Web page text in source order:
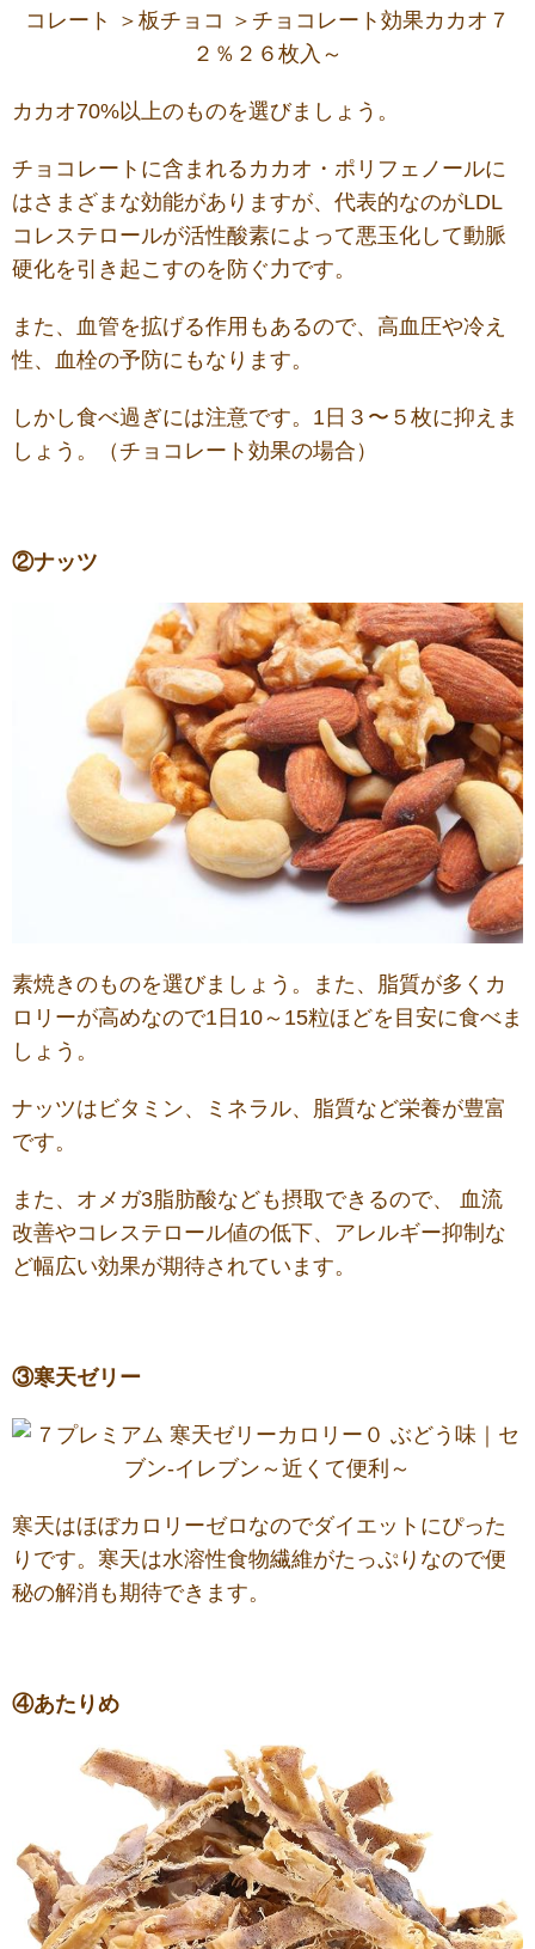
カカオ70%以上のものを選びましょう。
チョコレートに含まれるカカオ・ポリフェノールに
はさまざまな効能がありますが、代表的なのがLDL
コレステロールが活性酸素によって悪玉化して動脈
硬化を引き起こすのを防ぐ力です。
また、血管を拡げる作用もあるので、高血圧や冷え
性、血栓の予防にもなります。
しかし食べ過ぎには注意です。1日３〜５枚に抑えま
しょう。（チョコレート効果の場合）
②ナッツ
素焼きのものを選びましょう。また、脂質が多くカ
ロリーが高めなので1日10～15粒ほどを目安に食べま
しょう。
ナッツはビタミン、ミネラル、脂質など栄養が豊富
です。
また、オメガ3脂肪酸なども摂取できるので、 血流
改善やコレステロール値の低下、アレルギー抑制な
ど幅広い効果が期待されています。
③寒天ゼリー
寒天はほぼカロリーゼロなのでダイエットにぴった
りです。寒天は水溶性食物繊維がたっぷりなので便
秘の解消も期待できます。
④あたりめ